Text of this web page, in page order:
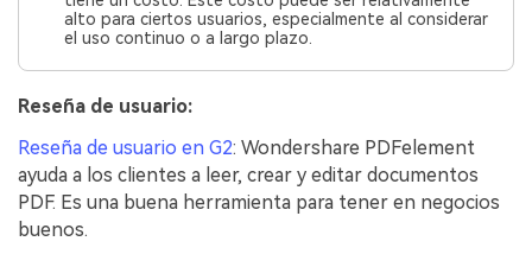
alto para ciertos usuarios, especialmente al considerar
el uso continuo o a largo plazo.
Reseña de usuario:
Reseña de usuario en G2: Wondershare PDFelement
ayuda a los clientes a leer, crear y editar documentos
PDF. Es una buena herramienta para tener en negocios
buenos.